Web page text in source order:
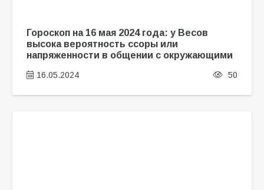
Гороскоп на 16 мая 2024 года: у Весов
высока вероятность ссоры или
напряженности в общении с окружающими
16.05.2024 50